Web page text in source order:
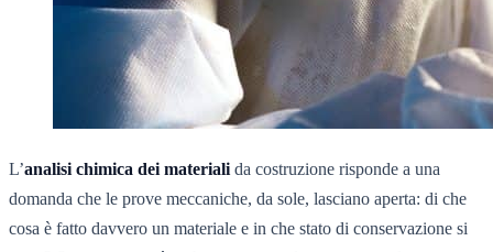
L’analisi chimica dei materiali da costruzione risponde a una
domanda che le prove meccaniche, da sole, lasciano aperta: di che
cosa è fatto davvero un materiale e in che stato di conservazione si